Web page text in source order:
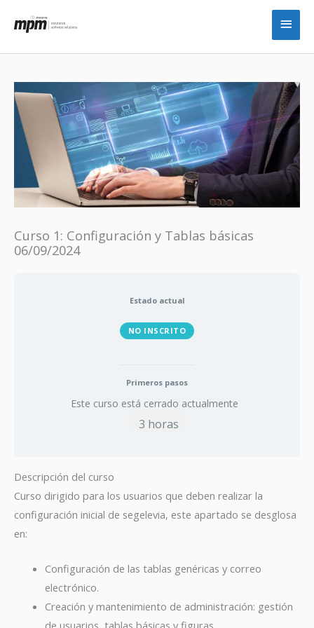
Curso 1: Configuración y Tablas básicas
06/09/2024
Estado actual
NO INSCRITO
Primeros pasos
Este curso está cerrado actualmente
3 horas
Descripción del curso
Curso dirigido para los usuarios que deben realizar la
configuración inicial de segelevia, este apartado se desglosa
en:
Configuración de las tablas genéricas y correo
electrónico.
Creación y mantenimiento de administración: gestión